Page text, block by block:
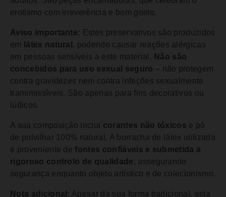
erotismo com irreverência e bom gosto.
Aviso importante: Estes preservativos são produzidos
em
látex natural , podendo causar reações alérgicas
em pessoas sensíveis a este material. Não são
concebidos para uso sexual seguro – não protegem
contra gravidezes nem contra infeções sexualmente
transmissíveis. São apenas para fins decorativos ou
lúdicos.
A sua composição inclui corantes não tóxicos e pó
de polvilhar 100% natural. A borracha de látex utilizada
é proveniente de fontes confiáveis e submetida a
rigoroso controlo de qualidade , assegurando
segurança enquanto objeto artístico e de colecionismo.
Nota adicional: Apesar da sua forma tradicional, esta